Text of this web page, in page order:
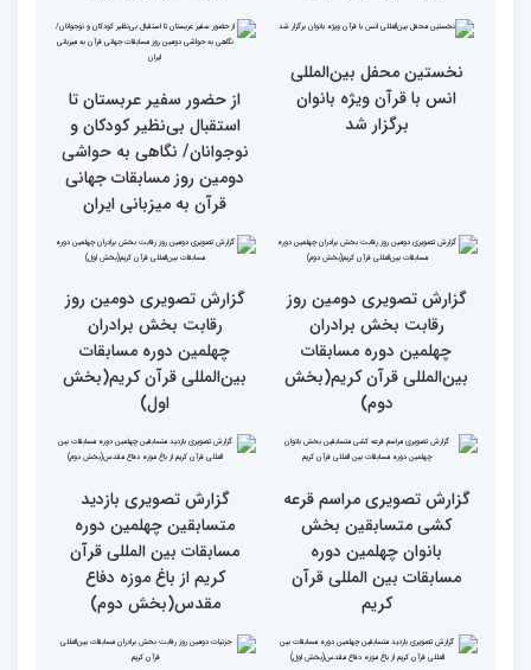
گزارش تصویری دومین روز
رقابت بخش برادران
چهلمین دوره مسابقات
بین‌المللی قرآن کریم(بخش
گزارش تصویری برگی از
فعالیت های کمیته پشتیبانی
چهلمین دوره مسابقات بین
المللی قران کریم
جزئیات دومین روز رقابت
بخش بانوان مسابقات
بین‌المللی قرآن کریم
استعدادیابی مجری‌گری
قرآنی در حاشیه مسابقات
بین‌المللی قرآن کریم
نخستین محفل بین‌المللی
برگزار شد
از حضور سفیر عربستان تا
استقبال بی‌نظیر کودکان و
دومین روز مسابقات جهانی
قرآن به میزبانی ایران
گزارش تصویری دومین روز
رقابت بخش برادران
گزارش تصویری دومین روز
رقابت بخش برادران